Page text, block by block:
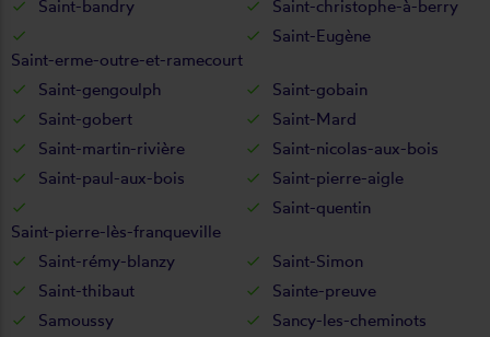
Saint-bandry Saint-christophe-à-berry
Saint-erme-outre-et-ramecourt
Saint-Eugène
Saint-gengoulph
Saint-gobain
Saint-gobert
Saint-Mard
Saint-martin-rivière
Saint-nicolas-aux-bois
Saint-paul-aux-bois
Saint-pierre-aigle
Saint-pierre-lès-franqueville
Saint-quentin
Saint-rémy-blanzy
Saint-Simon
Saint-thibaut
Sainte-preuve
Samoussy
Sancy-les-cheminots